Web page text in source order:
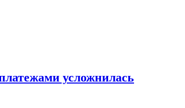
усложнилась